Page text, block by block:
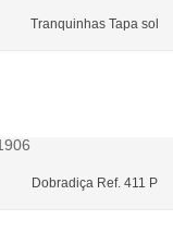
Tranquinhas Tapa sol
Dobradiça Ref. 411 P